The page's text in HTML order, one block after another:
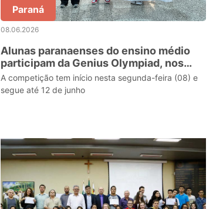
Paraná
08.06.2026
Alunas paranaenses do ensino médio
participam da Genius Olympiad, nos
EUA
A competição tem início nesta segunda-feira (08) e
segue até 12 de junho